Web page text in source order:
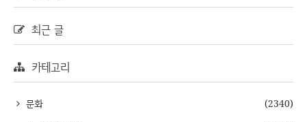
최근 글
카테고리
문화
(2340)